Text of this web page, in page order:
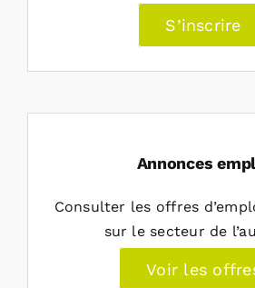
S’inscrire
Annonces
Consulter les offres
sur le secteur de
Voir les